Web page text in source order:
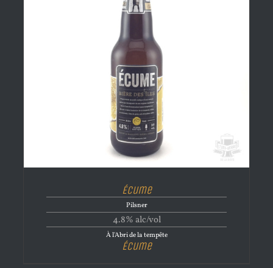
Écume
Pilsner
4.8% alc/vol
À l'Abri de la tempête
Écume